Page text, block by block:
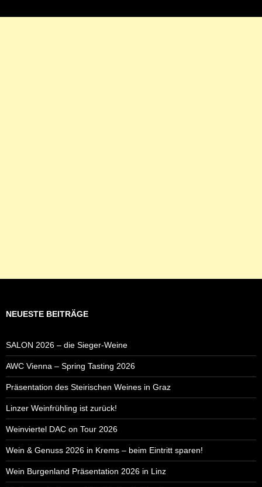
NEUESTE BEITRÄGE
SALON 2026 – die Sieger-Weine
AWC Vienna – Spring Tasting 2026
Präsentation des Steirischen Weines in Graz
Linzer Weinfrühling ist zurück!
Weinviertel DAC on Tour 2026
Wein & Genuss 2026 in Krems – beim Eintritt sparen!
Wein Burgenland Präsentation 2026 in Linz